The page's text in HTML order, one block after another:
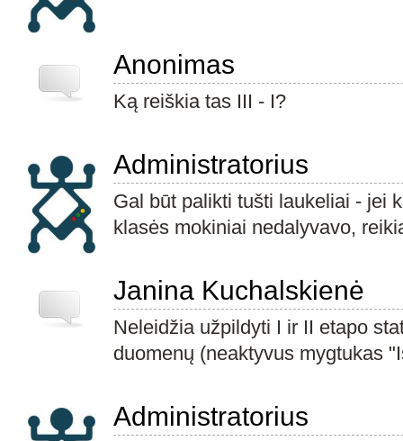
Anonimas
Ką reiškia tas III - I?
Administratorius
Gal būt palikti tušti laukeliai - jei
klasės mokiniai nedalyvavo,
Janina Kuchalskienė
Neleidžia užpildyti I ir II etapo
duomenų (neaktyvus mygtukas
Administratorius